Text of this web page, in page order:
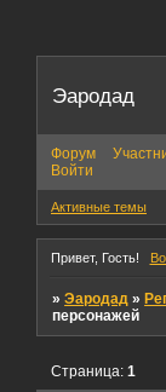
Эародад
Форум
Войти
Активные темы
Привет, Гость!
»Эародад »
персонажей
Страница:1